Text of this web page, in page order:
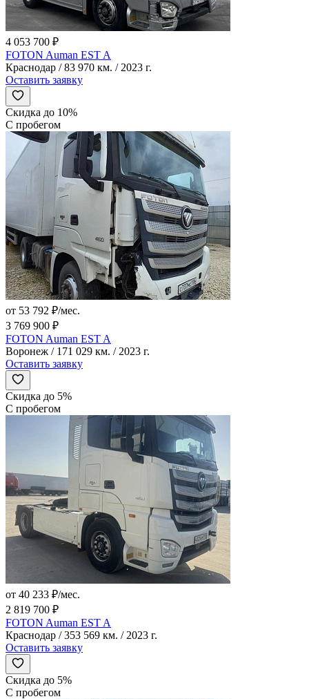
4 053 700 ₽
FOTON Auman EST A
Краснодар / 83 970 км. / 2023 г.
Оставить заявку
Скидка до 10%
С пробегом
от 53 792 ₽/мес.
3 769 900 ₽
FOTON Auman EST A
Воронеж / 171 029 км. / 2023 г.
Оставить заявку
Скидка до 5%
С пробегом
от 40 233 ₽/мес.
2 819 700 ₽
FOTON Auman EST A
Краснодар / 353 569 км. / 2023 г.
Оставить заявку
Скидка до 5%
С пробегом